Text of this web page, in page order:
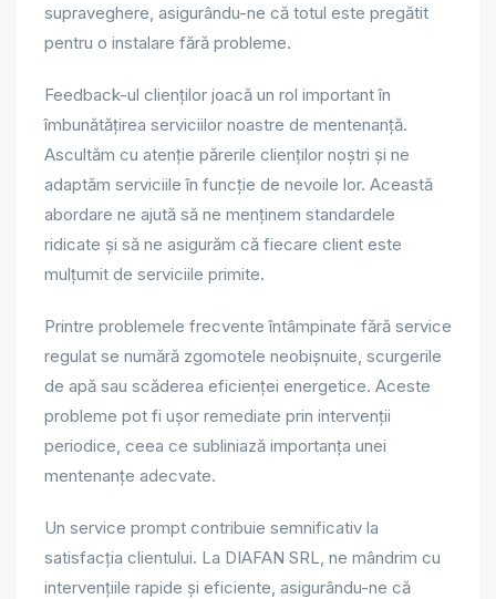
supraveghere, asigurându-ne că totul este pregătit
pentru o instalare fără probleme.
Feedback-ul clienților joacă un rol important în
îmbunătățirea serviciilor noastre de mentenanță.
Ascultăm cu atenție părerile clienților noștri și ne
adaptăm serviciile în funcție de nevoile lor. Această
abordare ne ajută să ne menținem standardele
ridicate și să ne asigurăm că fiecare client este
mulțumit de serviciile primite.
Printre problemele frecvente întâmpinate fără service
regulat se numără zgomotele neobișnuite, scurgerile
de apă sau scăderea eficienței energetice. Aceste
probleme pot fi ușor remediate prin intervenții
periodice, ceea ce subliniază importanța unei
mentenanțe adecvate.
Un service prompt contribuie semnificativ la
satisfacția clientului. La DIAFAN SRL, ne mândrim cu
intervențiile rapide și eficiente, asigurându-ne că